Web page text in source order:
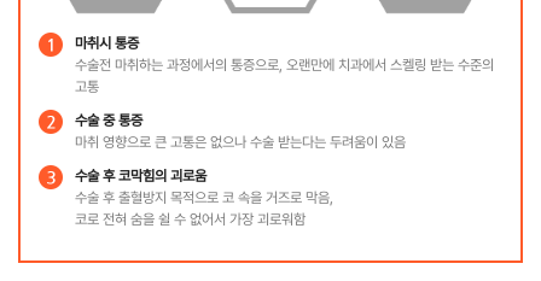
마취시 통증
수술전 마취하는 과정에서의 통증으로, 오랜만에 치과에서 스켈링 받는 수준의
고통
수술 중 통증
마취 영향으로 큰 고통은 없으나 수술 받는다는 두려움이 있음
수술 후 코막힘의 괴로움
수술 후 출혈방지 목적으로 코 속을 거즈로 막음,
코로 전혀 숨을 쉴 수 없어서 가장 괴로워함